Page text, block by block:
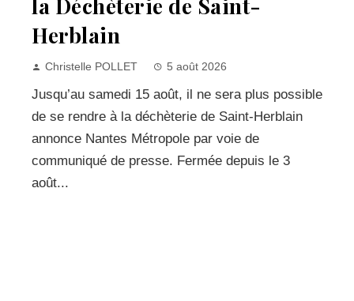
Herblain
Christelle POLLET 5 août 2026
Jusqu’au samedi 15 août, il ne sera plus possible
de se rendre à la déchèterie de Saint-Herblain
annonce Nantes Métropole par voie de
communiqué de presse. Fermée depuis le 3
août...